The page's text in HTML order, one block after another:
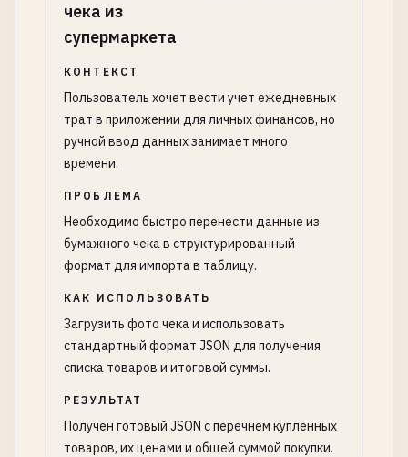
чека из
супермаркета
КОНТЕКСТ
Пользователь хочет вести учет ежедневных
трат в приложении для личных финансов, но
ручной ввод данных занимает много
времени.
ПРОБЛЕМА
Необходимо быстро перенести данные из
бумажного чека в структурированный
формат для импорта в таблицу.
КАК ИСПОЛЬЗОВАТЬ
Загрузить фото чека и использовать
стандартный формат JSON для получения
списка товаров и итоговой суммы.
РЕЗУЛЬТАТ
Получен готовый JSON с перечнем купленных
товаров, их ценами и общей суммой покупки.